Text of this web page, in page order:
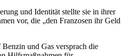
und Identität stellte sie in ihrer
vor, die „den Franzosen ihr Geld
und Gas versprach die